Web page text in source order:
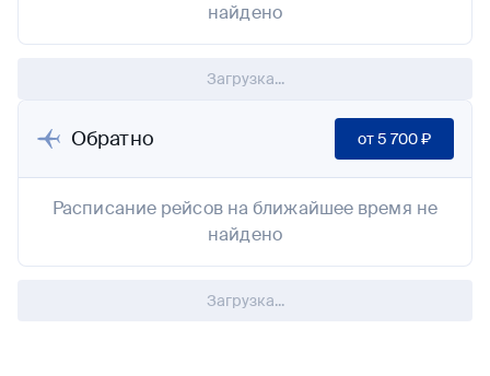
найдено
Загрузка...
Обратно от5 700 ₽
Расписание рейсов на ближайшее время не
найдено
Загрузка...